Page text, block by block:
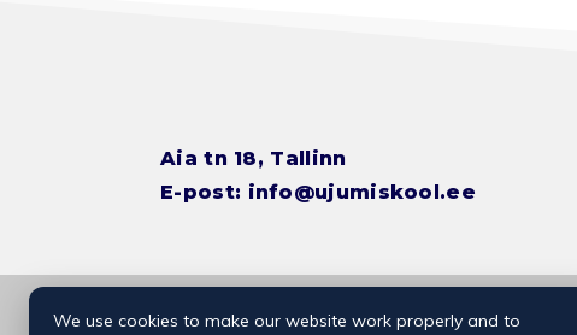
Aia tn 18, Tallinn
E-post: info@ujumiskool.ee
We use cookies to make our website work properly and to